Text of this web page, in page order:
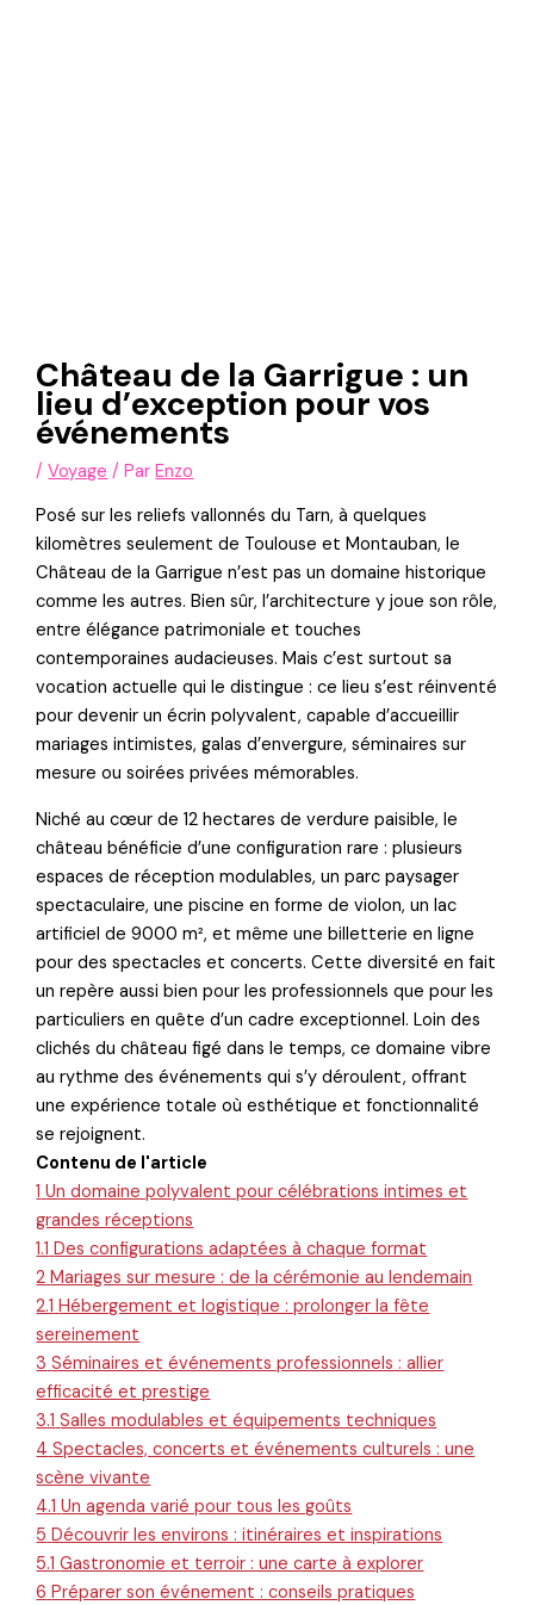
Château de la Garrigue : un
lieu d’exception pour vos
événements
/Voyage / ParEnzo
Posé sur les reliefs vallonnés du Tarn, à quelques
kilomètres seulement de Toulouse et Montauban, le
Château de la Garrigue n’est pas un domaine historique
comme les autres. Bien sûr, l’architecture y joue son rôle,
entre élégance patrimoniale et touches
contemporaines audacieuses. Mais c’est surtout sa
vocation actuelle qui le distingue : ce lieu s’est réinventé
pour devenir un écrin polyvalent, capable d’accueillir
mariages intimistes, galas d’envergure, séminaires sur
mesure ou soirées privées mémorables.
Niché au cœur de 12 hectares de verdure paisible, le
château bénéficie d’une configuration rare : plusieurs
espaces de réception modulables, un parc paysager
spectaculaire, une piscine en forme de violon, un lac
artificiel de 9000 m², et même une billetterie en ligne
pour des spectacles et concerts. Cette diversité en fait
un repère aussi bien pour les professionnels que pour les
particuliers en quête d’un cadre exceptionnel. Loin des
clichés du château figé dans le temps, ce domaine vibre
au rythme des événements qui s’y déroulent, offrant
une expérience totale où esthétique et fonctionnalité
se rejoignent.
Contenu de l'article
1 Un domaine polyvalent pour célébrations intimes et
grandes réceptions
1.1 Des configurations adaptées à chaque format
2 Mariages sur mesure : de la cérémonie au lendemain
2.1 Hébergement et logistique : prolonger la fête
sereinement
3 Séminaires et événements professionnels : allier
efficacité et prestige
3.1 Salles modulables et équipements techniques
4 Spectacles, concerts et événements culturels : une
scène vivante
4.1 Un agenda varié pour tous les goûts
5 Découvrir les environs : itinéraires et inspirations
5.1 Gastronomie et terroir : une carte à explorer
6 Préparer son événement : conseils pratiques